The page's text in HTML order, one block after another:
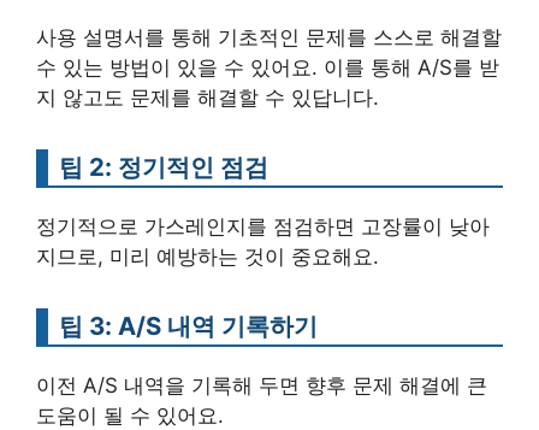
사용 설명서를 통해 기초적인 문제를 스스로 해결할
수 있는 방법이 있을 수 있어요. 이를 통해 A/S를 받
지 않고도 문제를 해결할 수 있답니다.
팁 2: 정기적인 점검
정기적으로 가스레인지를 점검하면 고장률이 낮아
지므로, 미리 예방하는 것이 중요해요.
팁 3: A/S 내역 기록하기
이전 A/S 내역을 기록해 두면 향후 문제 해결에 큰
도움이 될 수 있어요.